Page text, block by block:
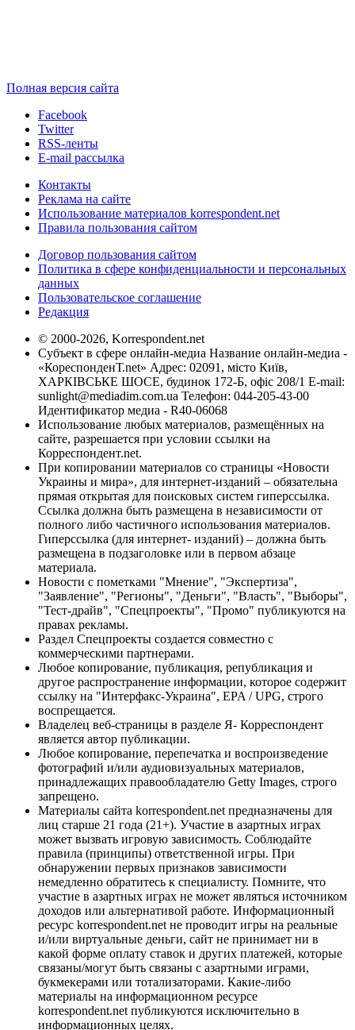
Полная версия сайта
Facebook
Twitter
RSS-ленты
E-mail рассылка
Контакты
Реклама на сайте
Использование материалов korrespondent.net
Правила пользования сайтом
Договор пользования сайтом
Политика в сфере конфиденциальности и персональных
данных
Пользовательское соглашение
Редакция
© 2000-2026, Korrespondent.net
Субъект в сфере онлайн-медиа Название онлайн-медиа -
«КореспонденТ.net» Адрес: 02091, місто Київ,
ХАРКІВСЬКЕ ШОСЕ, будинок 172-Б, офіс 208/1 E-mail:
sunlight@mediadim.com.ua Телефон: 044-205-43-00
Идентификатор медиа - R40-06068
Использование любых материалов, размещённых на
сайте, разрешается при условии ссылки на
Корреспондент.net.
При копировании материалов со страницы «Новости
Украины и мира», для интернет-изданий – обязательна
прямая открытая для поисковых систем гиперссылка.
Ссылка должна быть размещена в независимости от
полного либо частичного использования материалов.
Гиперссылка (для интернет- изданий) – должна быть
размещена в подзаголовке или в первом абзаце
материала.
Новости с пометками "Мнение", "Экспертиза",
"Заявление", "Регионы", "Деньги", "Власть", "Выборы",
"Тест-драйв", "Спецпроекты", "Промо" публикуются на
правах рекламы.
Раздел Спецпроекты создается совместно с
коммерческими партнерами.
Любое копирование, публикация, републикация и
другое распространение информации, которое содержит
ссылку на "Интерфакс-Украина", EPA / UPG, строго
воспрещается.
Владелец веб-страницы в разделе Я- Корреспондент
является автор публикации.
Любое копирование, перепечатка и воспроизведение
фотографий и/или аудиовизуальных материалов,
принадлежащих правообладателю Getty Images, строго
запрещено.
Материалы сайта korrespondent.net предназначены для
лиц старше 21 года (21+). Участие в азартных играх
может вызвать игровую зависимость. Соблюдайте
правила (принципы) ответственной игры. При
обнаружении первых признаков зависимости
немедленно обратитесь к специалисту. Помните, что
участие в азартных играх не может являться источником
доходов или альтернативой работе. Информационный
ресурс korrespondent.net не проводит игры на реальные
и/или виртуальные деньги, сайт не принимает ни в
какой форме оплату ставок и других платежей, которые
связаны/могут быть связаны с азартными играми,
букмекерами или тотализаторами. Какие-либо
материалы на информационном ресурсе
korrespondent.net публикуются исключительно в
информационных целях.